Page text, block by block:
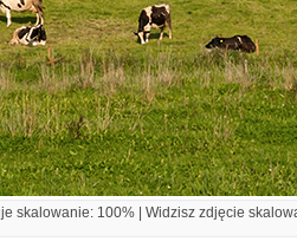
skalowanie: 100% | Widzisz zdjęcie